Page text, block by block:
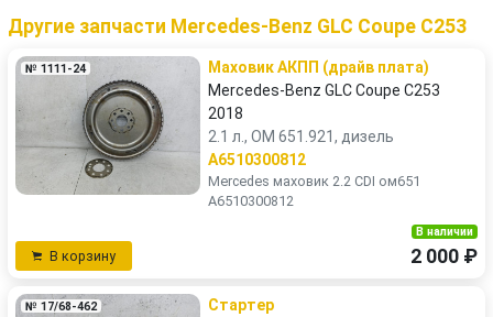
Другие запчасти Mercedes-Benz GLC Coupe C253
№ 1111-24
Маховик АКПП (драйв плата)
Mercedes-Benz GLC Coupe C253
2018
2.1 л., OM 651.921, дизель
A6510300812
Mercedes маховик 2.2 CDI ом651
A6510300812
В корзину
В наличии
2 000 ₽
№ 17/68-462
Стартер